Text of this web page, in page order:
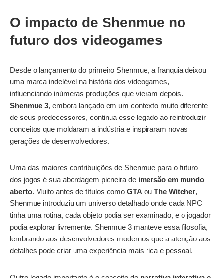
O impacto de Shenmue no
futuro dos videogames
Desde o lançamento do primeiro Shenmue, a franquia deixou
uma marca indelével na história dos videogames,
influenciando inúmeras produções que vieram depois.
Shenmue 3, embora lançado em um contexto muito diferente
de seus predecessores, continua esse legado ao reintroduzir
conceitos que moldaram a indústria e inspiraram novas
gerações de desenvolvedores.
Uma das maiores contribuições de Shenmue para o futuro
dos jogos é sua abordagem pioneira de imersão em mundo
aberto. Muito antes de títulos como GTA ou The Witcher,
Shenmue introduziu um universo detalhado onde cada NPC
tinha uma rotina, cada objeto podia ser examinado, e o jogador
podia explorar livremente. Shenmue 3 manteve essa filosofia,
lembrando aos desenvolvedores modernos que a atenção aos
detalhes pode criar uma experiência mais rica e pessoal.